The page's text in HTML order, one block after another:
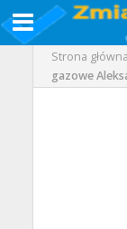
Strona główna
gazowe